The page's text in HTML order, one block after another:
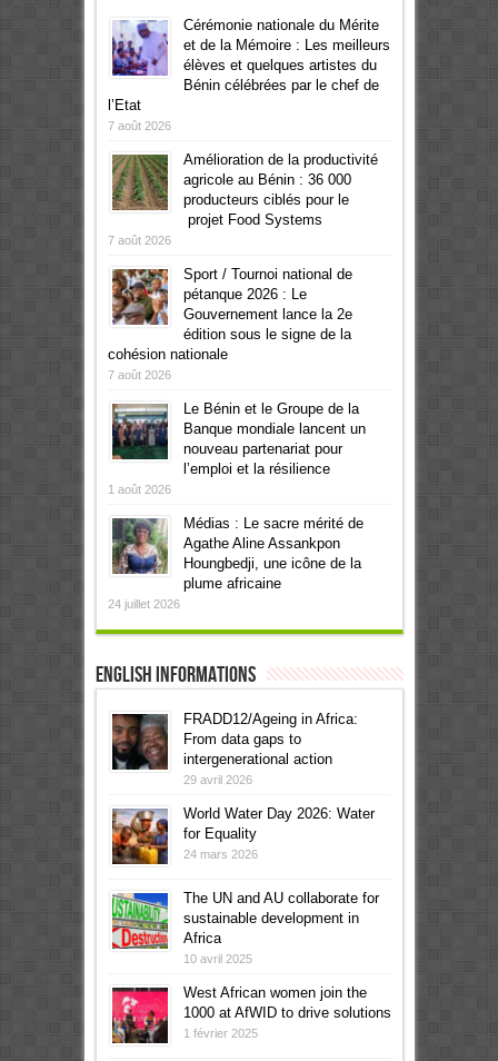
Cérémonie nationale du Mérite
et de la Mémoire : Les meilleurs
élèves et quelques artistes du
Bénin célébrées par le chef de
l’Etat
7 août 2026
Amélioration de la productivité
agricole au Bénin : 36 000
producteurs ciblés pour le
projet Food Systems
7 août 2026
Sport / Tournoi national de
pétanque 2026 : Le
Gouvernement lance la 2e
édition sous le signe de la
cohésion nationale
7 août 2026
Le Bénin et le Groupe de la
Banque mondiale lancent un
nouveau partenariat pour
l’emploi et la résilience
1 août 2026
Médias : Le sacre mérité de
Agathe Aline Assankpon
Houngbedji, une icône de la
plume africaine
24 juillet 2026
English informations
FRADD12/Ageing in Africa:
From data gaps to
intergenerational action
29 avril 2026
World Water Day 2026: Water
for Equality
24 mars 2026
The UN and AU collaborate for
sustainable development in
Africa
10 avril 2025
West African women join the
1000 at AfWID to drive solutions
1 février 2025